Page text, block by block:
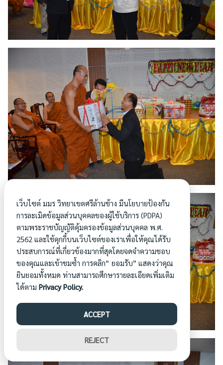
เว็บไซต์ มมร วิทยาเขตศรีล้านช้าง มีนโยบายป้องกัน
การละเมิดข้อมูลส่วนบุคคลของผู้ใช้บริการ (PDPA)
ตามพระราชบัญญัติคุ้มครองข้อมูลส่วนบุคคล พ.ศ.
2562 และใช้คุกกี้บนเว็บไซต์ของเราเพื่อให้คุณได้รับ
ประสบการณ์ที่เกี่ยวข้องมากที่สุดโดยจดจำความชอบ
ของคุณและเข้าชมซ้ำ การคลิก“ ยอมรับ” แสดงว่าคุณ
ยินยอมทั้งหมด ท่านสามารถศึกษารายละเอียดเพิ่มเติม
ได้ตาม Privacy Policy.
ACCEPT
REJECT